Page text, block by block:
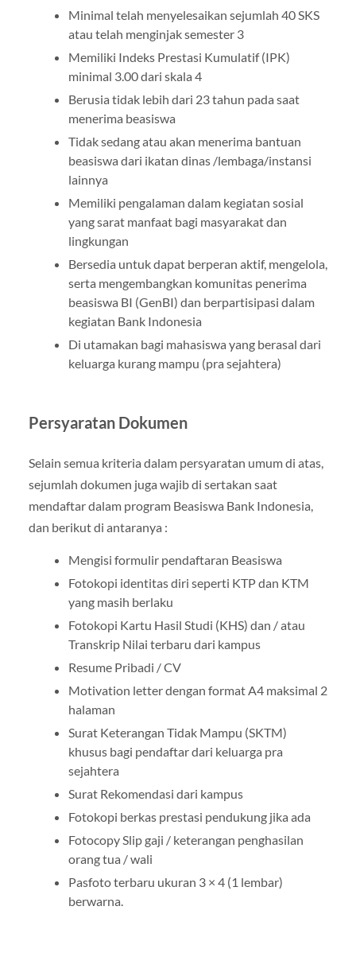
Minimal telah menyelesaikan sejumlah 40 SKS
atau telah menginjak semester 3
Memiliki Indeks Prestasi Kumulatif (IPK)
minimal 3.00 dari skala 4
Berusia tidak lebih dari 23 tahun pada saat
menerima beasiswa
Tidak sedang atau akan menerima bantuan
beasiswa dari ikatan dinas /lembaga/instansi
lainnya
Memiliki pengalaman dalam kegiatan sosial
yang sarat manfaat bagi masyarakat dan
lingkungan
Bersedia untuk dapat berperan aktif, mengelola,
serta mengembangkan komunitas penerima
beasiswa BI (GenBI) dan berpartisipasi dalam
kegiatan Bank Indonesia
Di utamakan bagi mahasiswa yang berasal dari
keluarga kurang mampu (pra sejahtera)
Persyaratan Dokumen
Selain semua kriteria dalam persyaratan umum di atas,
sejumlah dokumen juga wajib di sertakan saat
mendaftar dalam program Beasiswa Bank Indonesia,
dan berikut di antaranya :
Mengisi formulir pendaftaran Beasiswa
Fotokopi identitas diri seperti KTP dan KTM
yang masih berlaku
Fotokopi Kartu Hasil Studi (KHS) dan / atau
Transkrip Nilai terbaru dari kampus
Resume Pribadi / CV
Motivation letter dengan format A4 maksimal 2
halaman
Surat Keterangan Tidak Mampu (SKTM)
khusus bagi pendaftar dari keluarga pra
sejahtera
Surat Rekomendasi dari kampus
Fotokopi berkas prestasi pendukung jika ada
Fotocopy Slip gaji / keterangan penghasilan
orang tua / wali
Pasfoto terbaru ukuran 3 × 4 (1 lembar)
berwarna.